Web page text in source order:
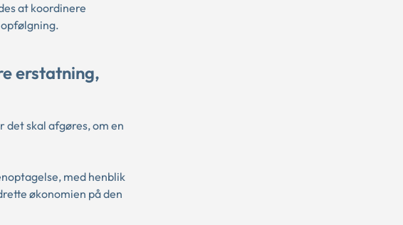
at koordinere
erstatning,
skal afgøres, om en
med henblik
økonomien på den